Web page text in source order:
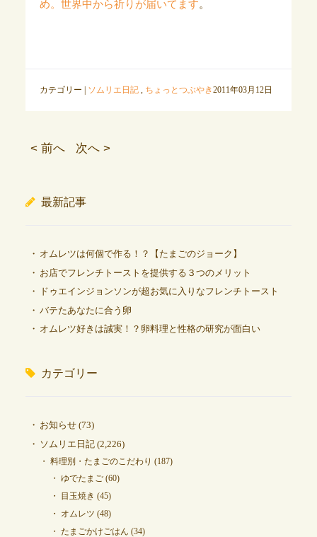
め。世界中から祈りが届いてます。
カテゴリー | ソムリエ日記, ちょっとつぶやき2011年03月12日
< 前へ 次へ >
最新記事
オムレツは何個で作る！？【たまごのジョーク】
お店でフレンチトーストを提供する３つのメリット
ドゥエインジョンソンが超お気に入りなフレンチトースト
バテたあなたに合う卵
オムレツ好きは誠実！？卵料理と性格の研究が面白い
カテゴリー
お知らせ(73)
ソムリエ日記(2,226)
料理別・たまごのこだわり (187)
ゆでたまご(60)
目玉焼き (45)
オムレツ (48)
たまごかけごはん (34)